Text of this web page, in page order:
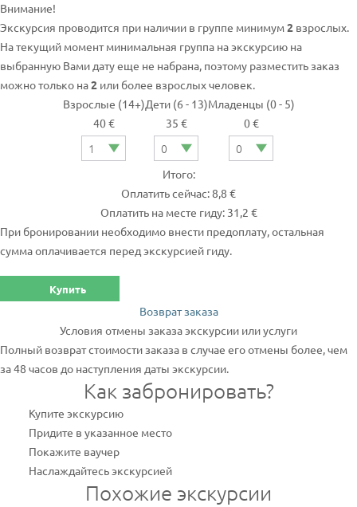
Внимание!
Экскурсия проводится при наличии в группе минимум2 взрослых.
На текущий момент минимальная группа на экскурсию на
выбранную Вами дату еще не набрана, поэтому разместить заказ
можно только на2 или более взрослых человек.
Взрослые (14+)
40 €
Дети (6 - 13)
35 €
Младенцы (0 - 5)
0 €
Итого:
Оплатить сейчас: 8,8 €
Оплатить на месте гиду: 31,2 €
При бронировании необходимо внести предоплату, остальная
сумма оплачивается перед экскурсией гиду.
Купить
Возврат заказа
Условия отмены заказа экскурсии или услуги
Полный возврат стоимости заказа в случае его отмены более, чем
за 48 часов до наступления даты экскурсии.
Как забронировать?
Купите экскурсию
Придите в указанное место
Покажите ваучер
Наслаждайтесь экскурсией
Похожие экскурсии